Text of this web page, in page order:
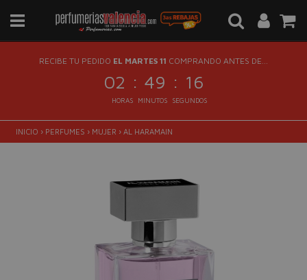
RECIBE TU PEDIDO EL MARTES 11 COMPRANDO ANTES DE...
02 : 49 : 15
HORAS MINUTOS SEGUNDOS
INICIO › PERFUMES › MUJER › AL HARAMAIN